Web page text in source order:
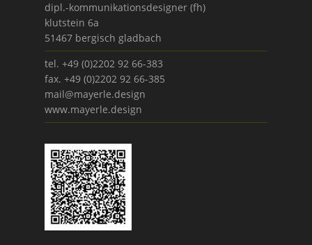
dipl.-kommunikationsdesigner (fh)
klutstein 6a
51467 bergisch gladbach
tel. +49 (0)2202 92 66-383
fax. +49 (0)2202 92 66-385
mail@mayerle.design
www.mayerle.design